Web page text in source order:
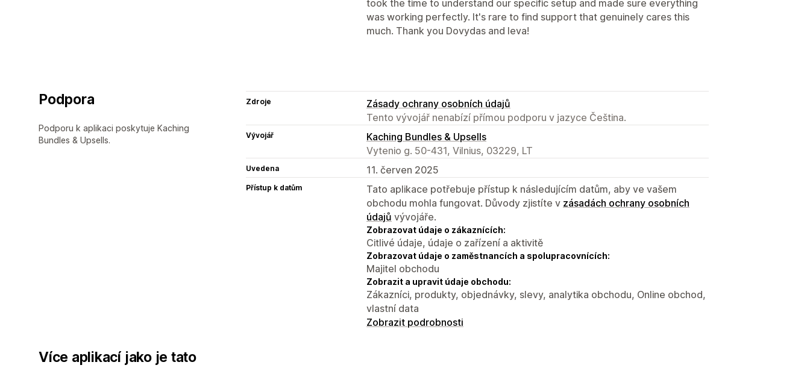
took the time to understand our specific setup and made sure everything
was working perfectly. It's rare to find support that genuinely cares this
much. Thank you Dovydas and Ieva!
Podpora
Podporu k aplikaci poskytuje Kaching
Bundles & Upsells.
Zdroje
Zásady ochrany osobních údajů
Tento vývojář nenabízí přímou podporu v jazyce Čeština.
Vývojář
Kaching Bundles & Upsells
Vytenio g. 50-431, Vilnius, 03229, LT
Uvedena 11. červen 2025
Přístup k datům
Tato aplikace potřebuje přístup k následujícím datům, aby ve vašem
obchodu mohla fungovat. Důvody zjistíte v zásadách ochrany osobních
údajů vývojáře.
Zobrazovat údaje o zákaznících:
Citlivé údaje, údaje o zařízení a aktivitě
Zobrazovat údaje o zaměstnancích a spolupracovnících:
Majitel obchodu
Zobrazit a upravit údaje obchodu:
Zákazníci, produkty, objednávky, slevy, analytika obchodu, Online obchod,
vlastní data
Zobrazit podrobnosti
Více aplikací jako je tato